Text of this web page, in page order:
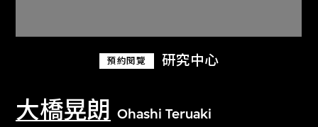
預約閱覽 研究中心
大橋晃朗 Ohashi Teruaki
關於M+藏品
探索世界頂級的二十及二十一世紀視覺
文化藏品。